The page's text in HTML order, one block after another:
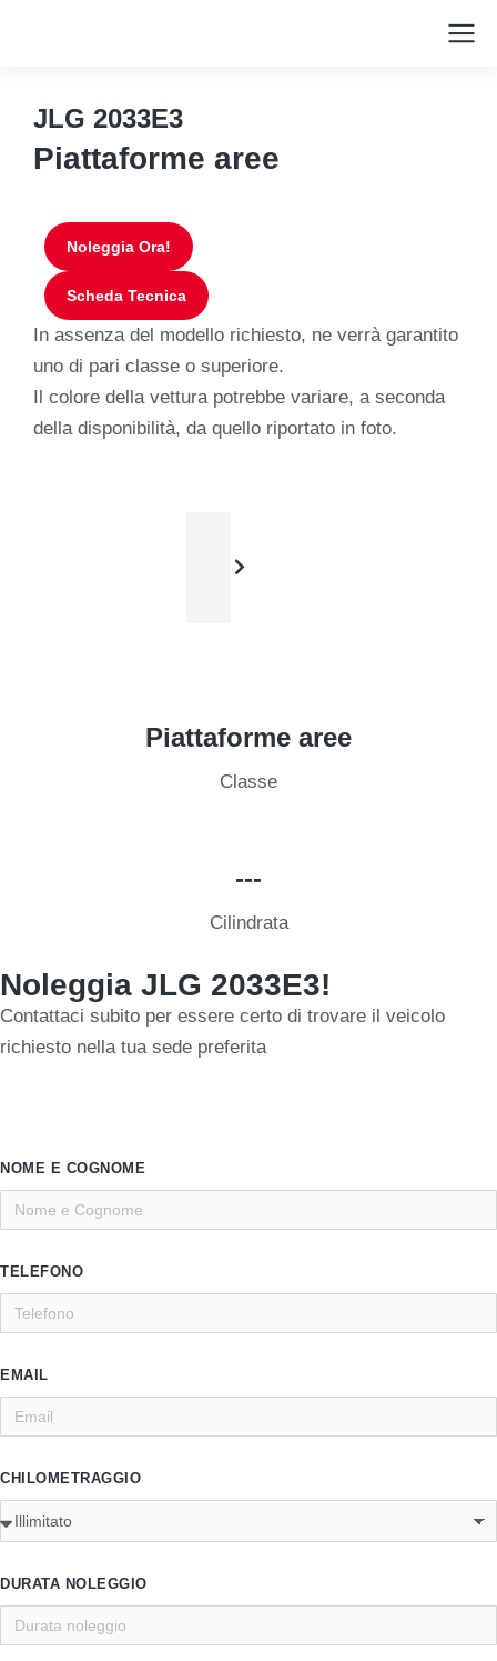
JLG 2033E3
Piattaforme aree
Noleggia Ora!
Scheda Tecnica
In assenza del modello richiesto, ne verrà garantito
uno di pari classe o superiore.
Il colore della vettura potrebbe variare, a seconda
della disponibilità, da quello riportato in foto.
Haulotte Compact 8
Piattaforme aree
Classe
---
Cilindrata
Noleggia JLG 2033E3!
Contattaci subito per essere certo di trovare il veicolo
richiesto nella tua sede preferita
NOME E COGNOME
TELEFONO
EMAIL
CHILOMETRAGGIO
DURATA NOLEGGIO